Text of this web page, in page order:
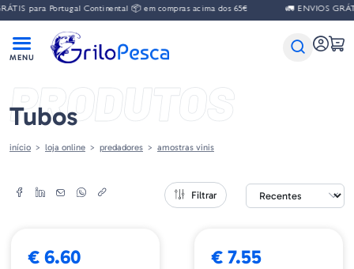
para Portugal Continental 📦 em compras acima dos 65€ 🚛 ENVIOS
PRODUTOS
Tubos
início loja online predadores amostras vinis
Filtrar
€ 6.60 € 7.55